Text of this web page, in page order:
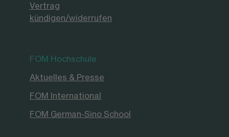
Vertrag
kündigen/widerrufen
FOM Hochschule
Aktuelles & Presse
FOM International
FOM German-Sino School